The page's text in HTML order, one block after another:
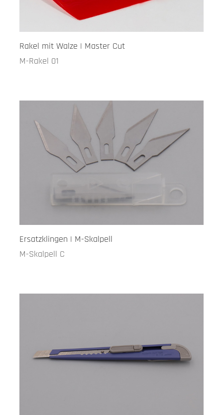
Rakel mit Walze | Master Cut
M-Rakel 01
Ersatzklingen | M-Skalpell
M-Skalpell C